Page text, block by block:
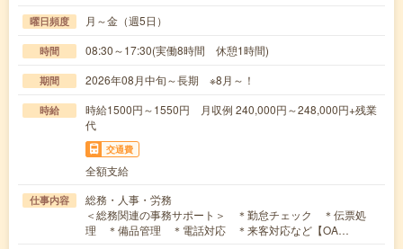
曜日頻度 月～金（週5日）
時間 08:30～17:30(実働8時間 休憩1時間)
期間 2026年08月中旬～長期 ※8月～！
時給
時給1500円～1550円 月収例 240,000円～248,000円+残業
代
交通費
全額支給
仕事内容
総務・人事・労務
＜総務関連の事務サポート＞ ＊勤怠チェック ＊伝票処
理 ＊備品管理 ＊電話対応 ＊来客対応など【OA…